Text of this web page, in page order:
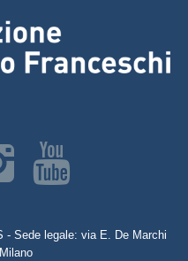
- Sede legale: via E. De Marchi